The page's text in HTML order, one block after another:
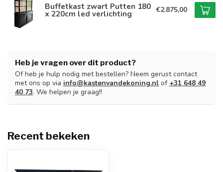
Buffetkast zwart Putten 180
x 220cm led verlichting €2.875,00
Heb je vragen over dit product?
Of heb je hulp nodig met bestellen? Neem gerust contact
met ons op via info@kastenvandekoning.nl of +31 648 49
40 73. We helpen je graag!!
Recent bekeken